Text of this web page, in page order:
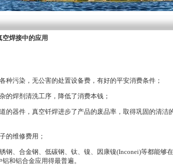
焊接中的应用
种污染，无公害的处置设备费，有好的平安消费条件；
的焊剂清洗工序，降低了消费本钱；
的器件，真空钎焊进步了产品的废品率，取得巩固的清洁
的维修费用；
钢、合金钢、低碳钢、钛、镍、因康镍(Inconei)等都能够
和铝合金应用得最普遍。